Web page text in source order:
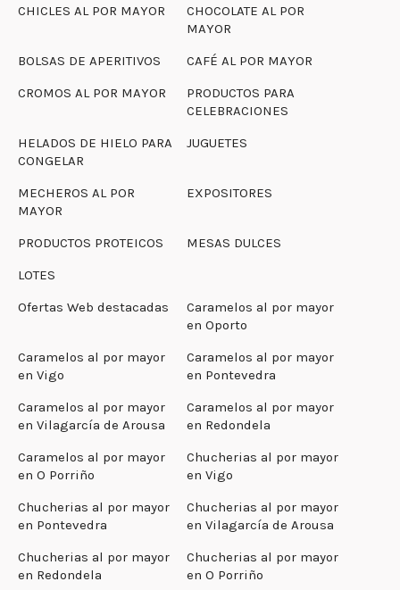
CHICLES AL POR MAYOR
CHOCOLATE AL POR
MAYOR
BOLSAS DE APERITIVOS
CAFÉ AL POR MAYOR
CROMOS AL POR MAYOR
PRODUCTOS PARA
CELEBRACIONES
HELADOS DE HIELO PARA
CONGELAR
JUGUETES
MECHEROS AL POR
MAYOR
EXPOSITORES
PRODUCTOS PROTEICOS
MESAS DULCES
LOTES
Ofertas Web destacadas
Caramelos al por mayor
en Oporto
Caramelos al por mayor
en Vigo
Caramelos al por mayor
en Pontevedra
Caramelos al por mayor
en Vilagarcía de Arousa
Caramelos al por mayor
en Redondela
Caramelos al por mayor
en O Porriño
Chucherias al por mayor
en Vigo
Chucherias al por mayor
en Pontevedra
Chucherias al por mayor
en Vilagarcía de Arousa
Chucherias al por mayor
en Redondela
Chucherias al por mayor
en O Porriño